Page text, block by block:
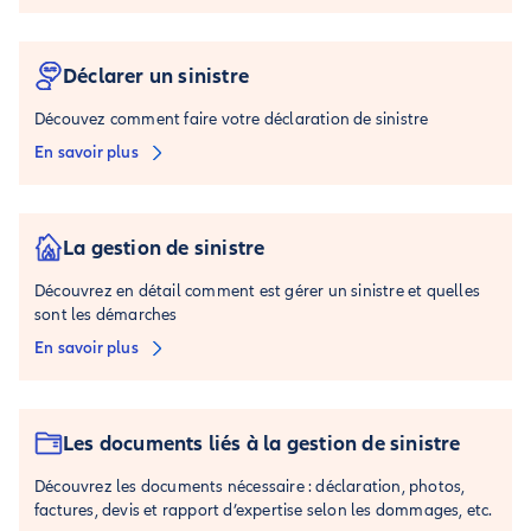
Déclarer un sinistre
Découvez comment faire votre déclaration de sinistre
En savoir plus
La gestion de sinistre
Découvrez en détail comment est gérer un sinistre et quelles
sont les démarches
En savoir plus
Les documents liés à la gestion de sinistre
Découvrez les documents nécessaire : déclaration, photos,
factures, devis et rapport d’expertise selon les dommages, etc.